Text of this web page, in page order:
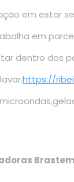
em estar
em
dentro dos
https://